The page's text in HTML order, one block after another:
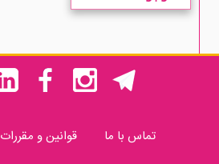
Beyonce
تماس با ما قوانین و مقررات